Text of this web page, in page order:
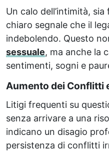
Un calo dell’intimità,
chiaro segnale che il
indebolendo. Questo
sessuale, ma anche la
sentimenti, sogni e
Aumento dei Conflitti
Litigi frequenti su
senza arrivare a una
indicano un disagio
persistenza di conflitti